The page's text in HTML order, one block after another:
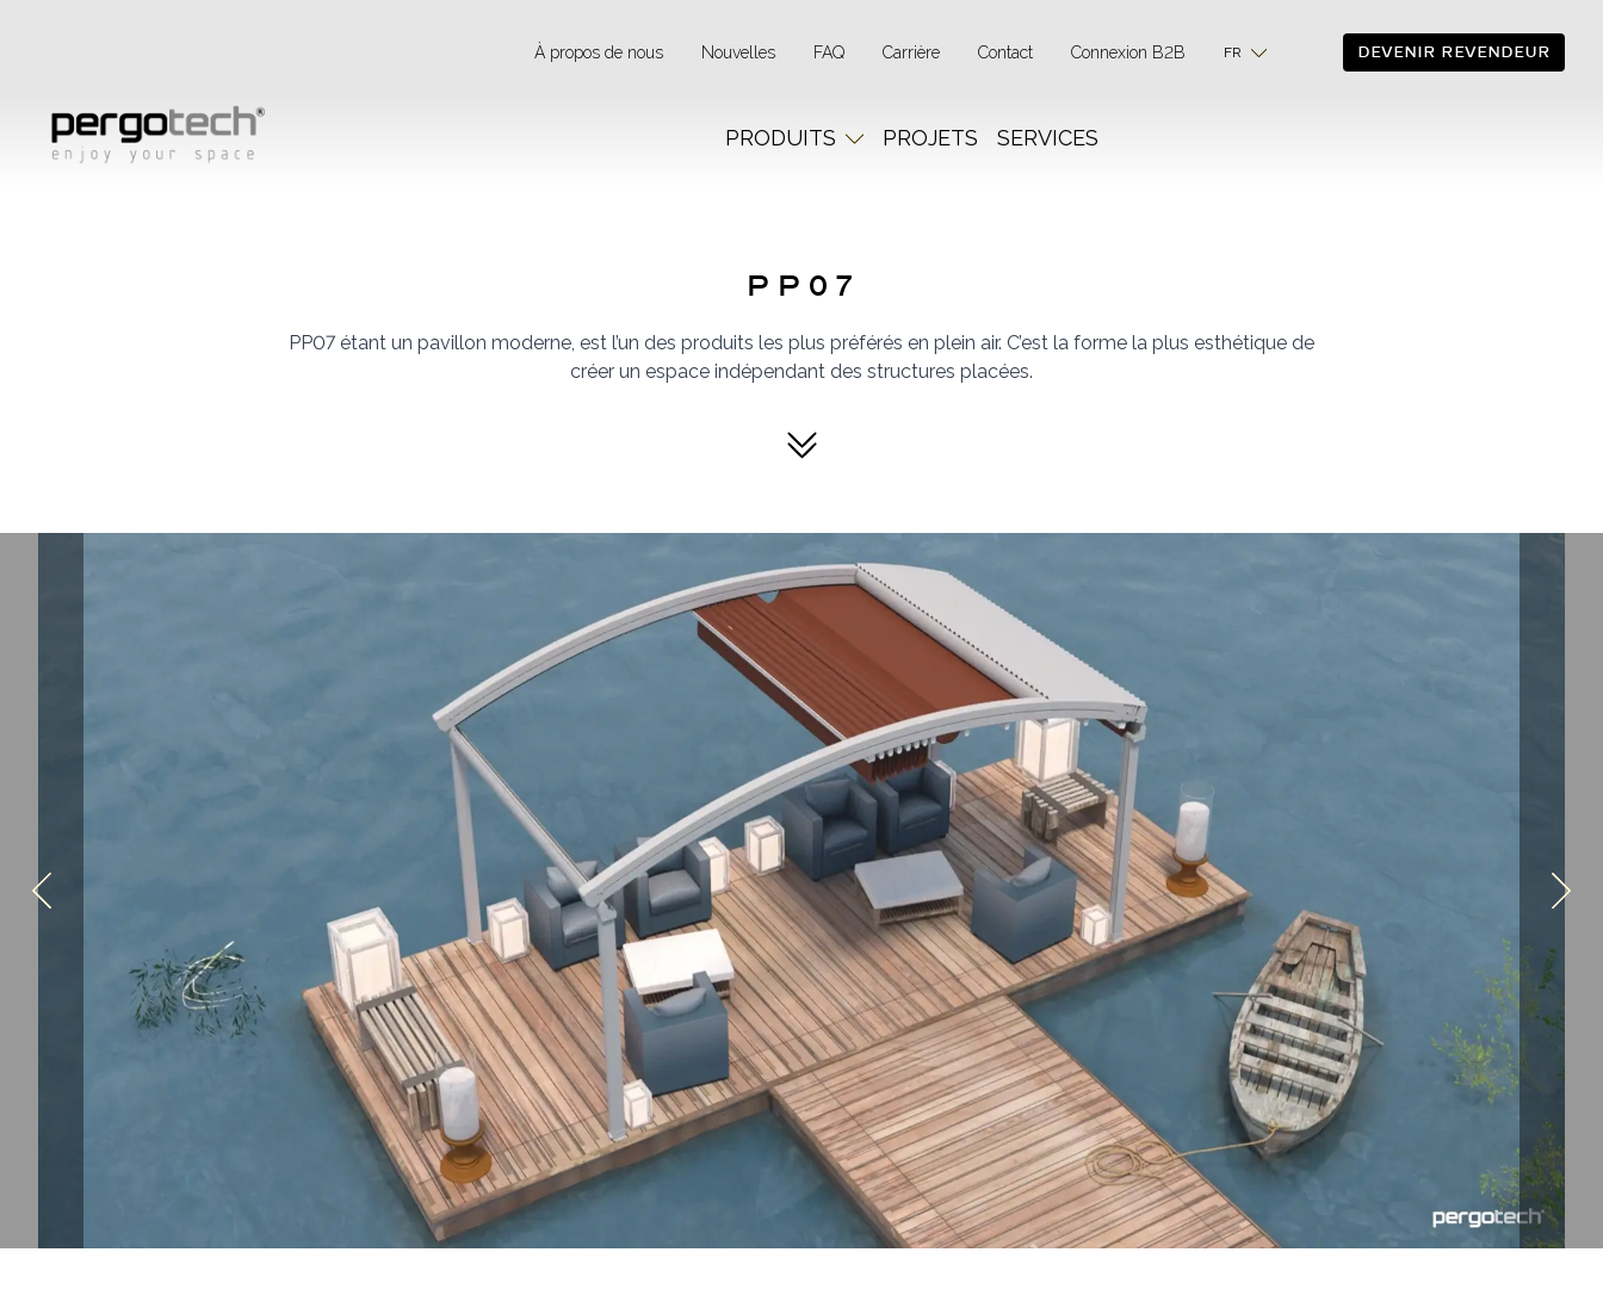
À propos de nous Nouvelles FAQ Carrière Contact Connexion B2B FR DEVENIR REVENDEUR
PRODUITS PROJETS SERVICES
PP07
PP07 étant un pavillon moderne, est l’un des produits les plus préférés en plein air. C’est la forme la plus esthétique de
créer un espace indépendant des structures placées.